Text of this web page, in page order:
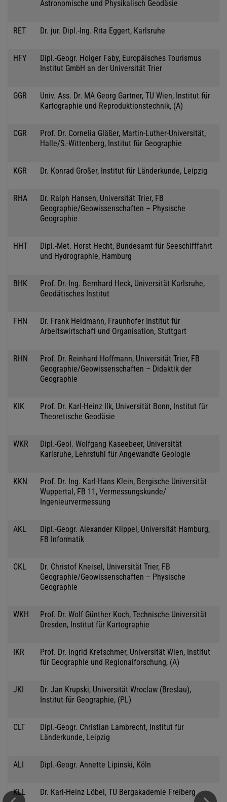
Astronomische und Physikalisch Geodäsie
RET Dr. jur. Dipl.-Ing. Rita Eggert, Karlsruhe
HFY
Dipl.-Geogr. Holger Faby, Europäisches Tourismus
Institut GmbH an der Universität Trier
GGR
Univ. Ass. Dr. MA Georg Gartner, TU Wien, Institut für
Kartographie und Reproduktionstechnik, (A)
CGR
Prof. Dr. Cornelia Gläßer, Martin-Luther-Universität,
Halle/S.-Wittenberg, Institut für Geographie
KGR Dr. Konrad Großer, Institut für Länderkunde, Leipzig
RHA
Dr. Ralph Hansen, Universität Trier, FB
Geographie/Geowissenschaften – Physische
Geographie
HHT
Dipl.-Met. Horst Hecht, Bundesamt für Seeschifffahrt
und Hydrographie, Hamburg
BHK
Prof. Dr.-Ing. Bernhard Heck, Universität Karlsruhe,
Geodätisches Institut
FHN
Dr. Frank Heidmann, Fraunhofer Institut für
Arbeitswirtschaft und Organisation, Stuttgart
RHN
Prof. Dr. Reinhard Hoffmann, Universität Trier, FB
Geographie/Geowissenschaften – Didaktik der
Geographie
KIK
Prof. Dr. Karl-Heinz Ilk, Universität Bonn, Institut für
Theoretische Geodäsie
WKR
Dipl.-Geol. Wolfgang Kaseebeer, Universität
Karlsruhe, Lehrstuhl für Angewandte Geologie
KKN
Prof. Dr. Ing. Karl-Hans Klein, Bergische Universität
Wuppertal, FB 11, Vermessungskunde/
Ingenieurvermessung
AKL
Dipl.-Geogr. Alexander Klippel, Universität Hamburg,
FB Informatik
CKL
Dr. Christof Kneisel, Universität Trier, FB
Geographie/Geowissenschaften – Physische
Geographie
WKH
Prof. Dr. Wolf Günther Koch, Technische Universität
Dresden, Institut für Kartographie
IKR
Prof. Dr. Ingrid Kretschmer, Universität Wien, Institut
für Geographie und Regionalforschung, (A)
JKI
Dr. Jan Krupski, Universität Wroclaw (Breslau),
Institut für Geographie, (PL)
CLT
Dipl.-Geogr. Christian Lambrecht, Institut für
Länderkunde, Leipzig
ALI Dipl.-Geogr. Annette Lipinski, Köln
KLL Dr. Karl-Heinz Löbel, TU Bergakademie Freiberg